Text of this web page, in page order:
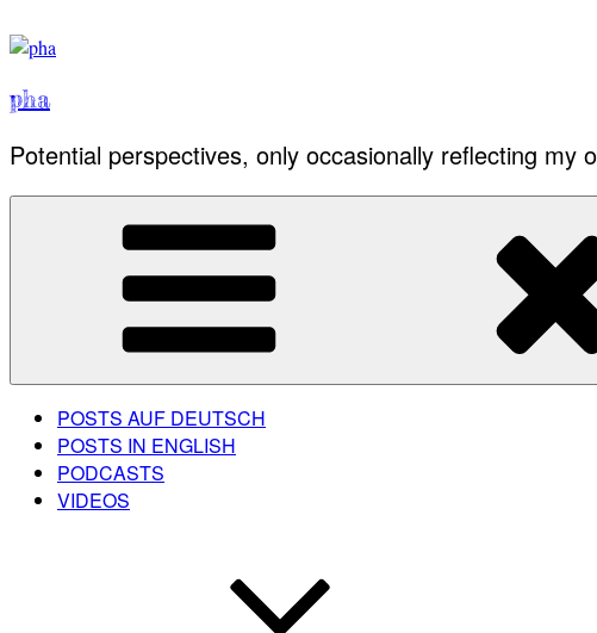
to
pha
Potential perspectives, only occasionally reflecting my
POSTS AUF DEUTSCH
POSTS IN ENGLISH
PODCASTS
VIDEOS